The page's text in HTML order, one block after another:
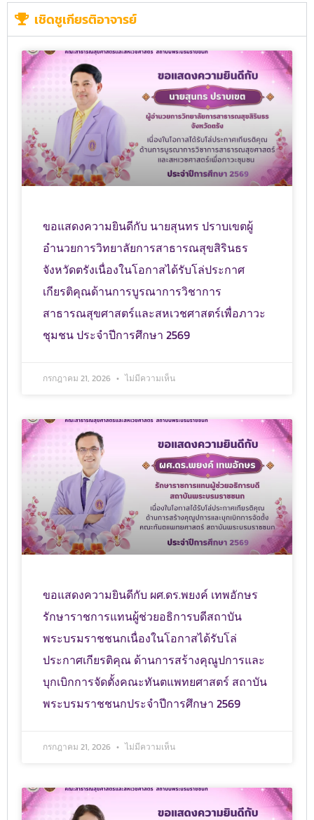
เชิดชูเกียรติอาจารย์
ขอแสดงความยินดีกับ นายสุนทร ปราบเขตผู้
อำนวยการวิทยาลัยการสาธารณสุขสิรินธร
จังหวัดตรังเนื่องในโอกาสได้รับโล่ประกาศ
เกียรติคุณด้านการบูรณาการวิชาการ
สาธารณสุขศาสตร์และสหเวชศาสตร์เพื่อภาวะ
ชุมชน ประจำปีการศึกษา 2569
กรกฎาคม 21, 2026 ไม่มีความเห็น
ขอแสดงความยินดีกับ ผศ.ดร.พยงค์ เทพอักษร
รักษาราชการแทนผู้ช่วยอธิการบดีสถาบัน
พระบรมราชชนกเนื่องในโอกาสได้รับโล่
ประกาศเกียรติคุณ ด้านการสร้างคุณูปการและ
บุกเบิกการจัดตั้งคณะทันตแพทยศาสตร์ สถาบัน
พระบรมราชชนกประจำปีการศึกษา 2569
กรกฎาคม 21, 2026 ไม่มีความเห็น